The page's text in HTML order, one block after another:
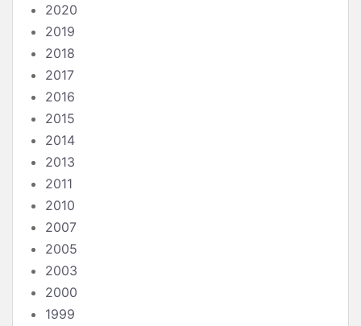
2020
2019
2018
2017
2016
2015
2014
2013
2011
2010
2007
2005
2003
2000
1999